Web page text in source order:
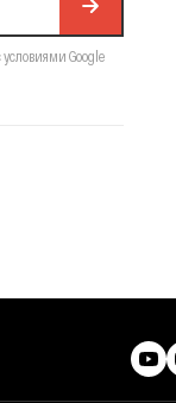
условиями Google